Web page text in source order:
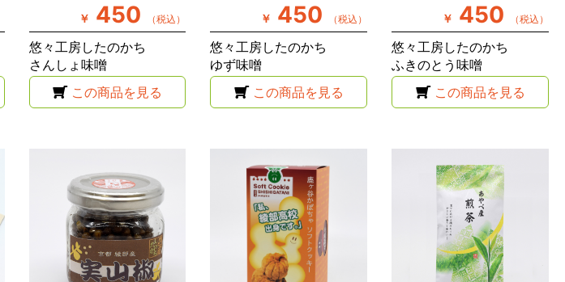
￥ 450 （税込）
悠々工房したのかち
さんしょ味噌
この商品を見る
￥ 450 （税込）
悠々工房したのかち
ゆず味噌
この商品を見る
￥ 450 （税込）
悠々工房したのかち
ふきのとう味噌
この商品を見る